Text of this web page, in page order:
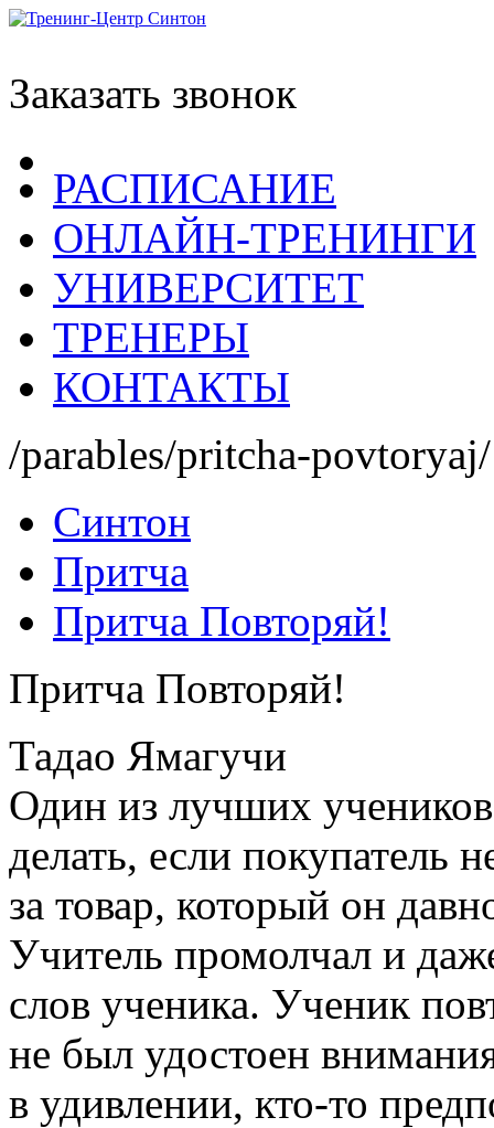
Заказать звонок
РАСПИСАНИЕ
ОНЛАЙН-ТРЕНИНГИ
УНИВЕРСИТЕТ
ТРЕНЕРЫ
КОНТАКТЫ
/parables/pritcha-povtoryaj/
Синтон
Притча
Притча Повторяй!
Притча Повторяй!
Тадао Ямагучи
Один из лучших
делать, если покупатель
за товар, который он
Учитель промолчал и
слов ученика. Ученик
не был удостоен
в удивлении, кто-то